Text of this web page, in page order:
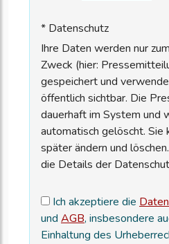
* Datenschutz
Ihre Daten werden nur
Zweck (hier:
gespeichert und
öffentlich sichtbar. Die
dauerhaft im System und
automatisch gelöscht. Sie
später ändern und
die Details der
Ich akzeptiere die
und AGB, insbesondere
Einhaltung des